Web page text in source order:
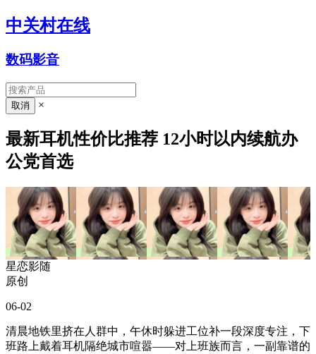
中关村在线
数码影音
×
最新耳机性价比推荐 12小时以内续航办
公党首选
星恋影随
原创
06-02
清晨地铁里挤在人群中，午休时躲进工位补一段深度专注，下
班路上戴着耳机隔绝城市喧嚣——对上班族而言，一副靠谱的